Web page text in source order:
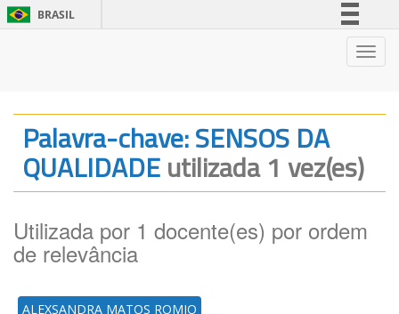
BRASIL
Legislação
Canais
Palavra-chave: SENSOS DA
QUALIDADEutilizada 1 vez(es)
Utilizada por 1 docente(es) por ordem
de relevância
ALEXSANDRA MATOS ROMIO